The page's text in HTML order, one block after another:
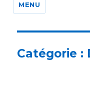
MENU
Catégorie :